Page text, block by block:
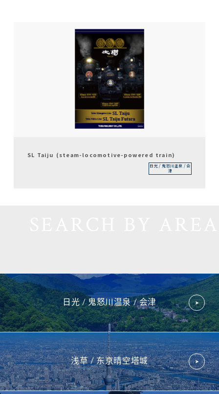
SL Taiju (steam-locomotive-powered train)
日光 / 鬼怒川温泉 / 会
津
日光 /鬼怒川温泉 /会津
浅草 /东京晴空塔城